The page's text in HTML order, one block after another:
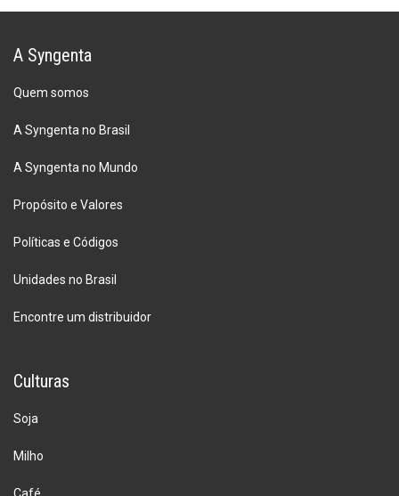
A Syngenta
Quem somos
A Syngenta no Brasil
A Syngenta no Mundo
Propósito e Valores
Políticas e Códigos
Unidades no Brasil
Encontre um distribuidor
Culturas
Soja
Milho